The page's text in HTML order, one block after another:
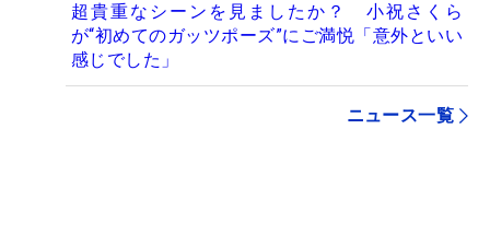
超貴重なシーンを見ましたか？ 小祝さくら
が“初めてのガッツポーズ”にご満悦「意外といい
感じでした」
ニュース一覧